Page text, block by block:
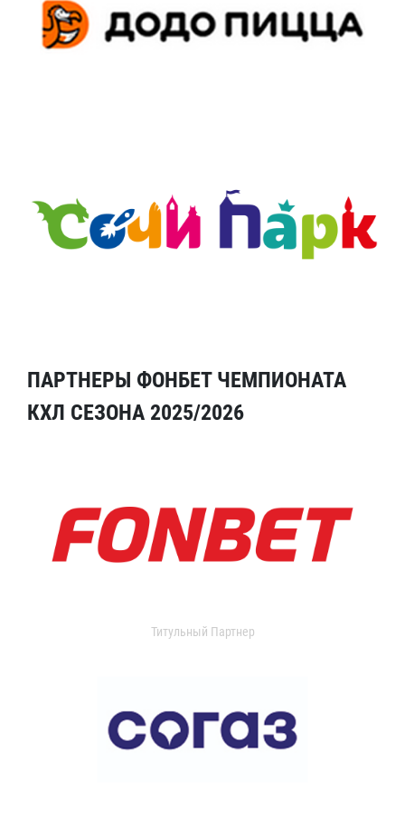
ПАРТНЕРЫ ФОНБЕТ ЧЕМПИОНАТА
КХЛ СЕЗОНА 2025/2026
Титульный Партнер